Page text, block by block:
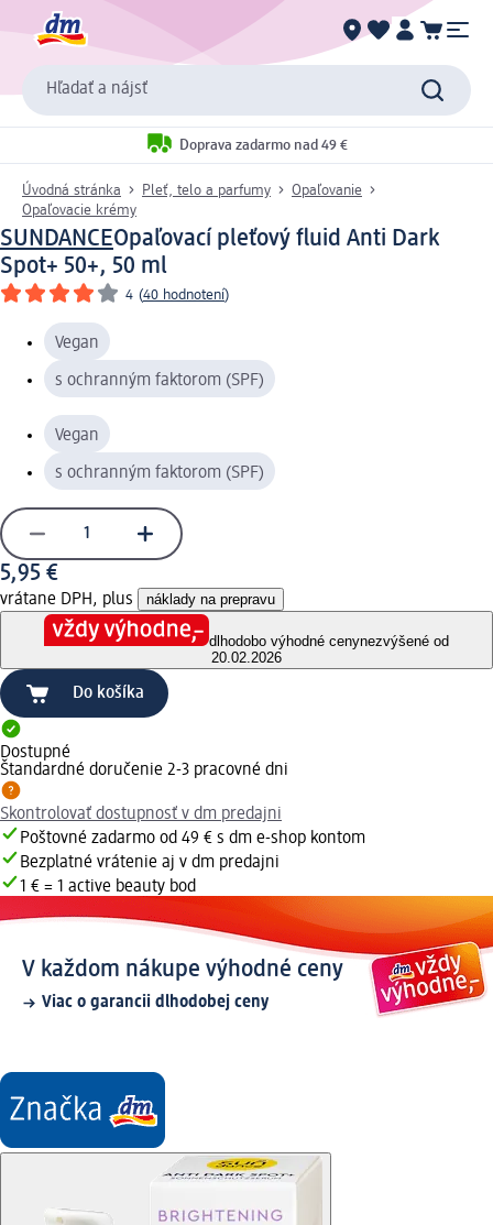
Hľadať a nájsť
Doprava zadarmo nad 49 €
Úvodná stránka Pleť, telo a parfumy
Opaľovanie
Opaľovacie krémy
SUNDANCEOpaľovací pleťový fluid Anti Dark
Spot+ 50+, 50 ml
4 (40 hodnotení)
Vegan
s ochranným faktorom (SPF)
Vegan
s ochranným faktorom (SPF)
5,95 €
vrátane DPH, plus náklady na prepravu
dlhodobo výhodné cenynezvýšené od
20.02.2026
Do košíka
Dostupné
Štandardné doručenie 2-3 pracovné dni
Skontrolovať dostupnosť v dm predajni
Poštovné zadarmo od 49 € s dm e-shop kontom
Bezplatné vrátenie aj v dm predajni
1 € = 1 active beauty bod
V každom nákupe výhodné ceny
Viac o garancii dlhodobej ceny